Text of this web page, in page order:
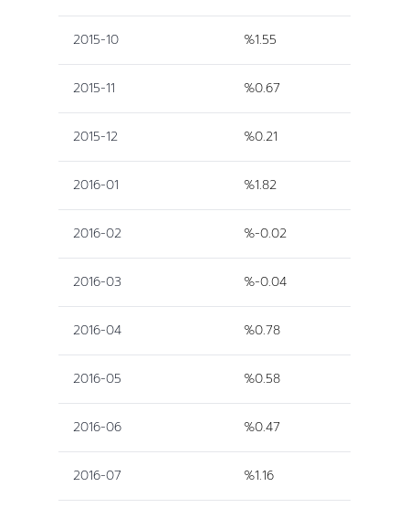
2015-10 %1.55
2015-11 %0.67
2015-12 %0.21
2016-01 %1.82
2016-02 %-0.02
2016-03 %-0.04
2016-04 %0.78
2016-05 %0.58
2016-06 %0.47
2016-07 %1.16